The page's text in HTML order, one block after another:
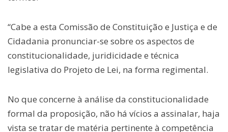
“Cabe a esta Comissão de Constituição e Justiça e de
Cidadania pronunciar-se sobre os aspectos de
constitucionalidade, juridicidade e técnica
legislativa do Projeto de Lei, na forma regimental.
No que concerne à análise da constitucionalidade
formal da proposição, não há vícios a assinalar, haja
vista se tratar de matéria pertinente à competência